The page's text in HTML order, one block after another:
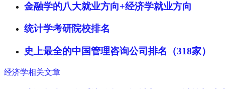
金融学的八大就业方向+经济学就业方向
统计学考研院校排名
史上最全的中国管理咨询公司排名（318家）
经济学相关文章